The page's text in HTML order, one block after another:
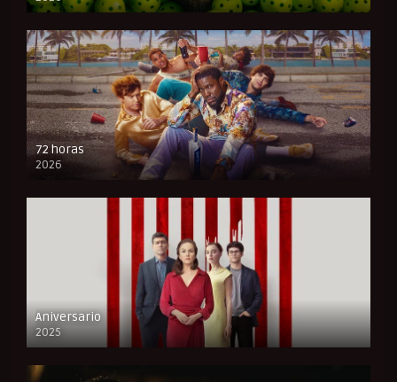
FULL HD
72 horas
2026
FULL HD
Aniversario
2025
FULL HD